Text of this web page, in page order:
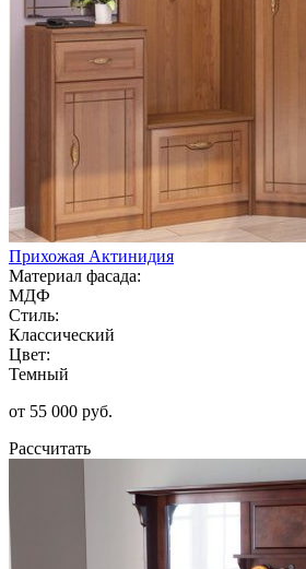
Прихожая Актинидия
Материал фасада:
МДФ
Стиль:
Классический
Цвет:
Темный
от 55 000 руб.
Рассчитать